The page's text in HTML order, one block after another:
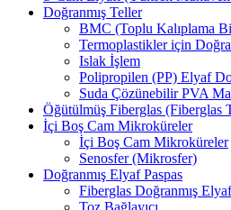
Doğranmış Teller
BMC (Toplu Kalıplama
Termoplastikler için
Islak İşlem
Polipropilen (PP) Elyaf
Suda Çözünebilir PVA
Öğütülmüş Fiberglas (Fiberglas
İçi Boş Cam Mikroküreler
İçi Boş Cam Mikroküreler
Senosfer (Mikrosfer)
Doğranmış Elyaf Paspas
Fiberglas Doğranmış
Toz Bağlayıcı